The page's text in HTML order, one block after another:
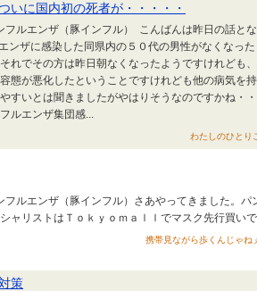
いに国内初の死者が・・・・・
フルエンザ（豚インフル） こんばんは昨日の話と
ンザに感染した同県内の５０代の男性がなくなっ
れでその方は昨日朝なくなったようですけれども
態が悪化したということですけれども他の病気を
すいとは聞きましたがやはりそうなのですかね・
ルエンザ集団感...
わたしのひと
フルエンザ（豚インフル）さあやってきました。パ
ャリストはＴｏｋｙｏｍａｌｌでマスク先行買い
携帯見ながら歩くんじゃ
策